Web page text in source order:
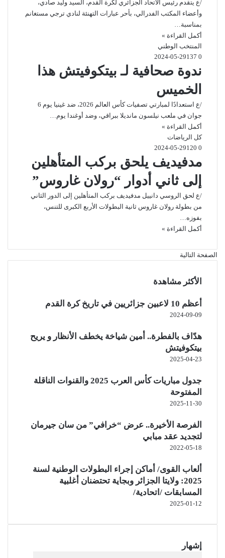
/ع يتقدم رئيس الاتحاد الجزائري لكرة القدم، السيد وليد صادي،
وأعضاء المكتب الفدرالي، بأحر عبارات التهنئة لنادي ترجي مستغانم
بمناسبة…
أكمل القراءة »
المنتخب الوطني
2024-05-29
0
ندوة صحافية لـ بيتكوفيتش هذا
الخميس
/ع استعدادًا لمبارتي تصفيات كأس العالم 2026، ضد غينيا يوم 6
جوان في ملعب نيلسون مانديلا ببراقي، وضد أوغندا يوم…
أكمل القراءة »
كل الرياضات
2024-05-29
0
مدفيديف يلحق بركب المتأهلين
إلى ثاني أدوار “رولان غاروس”
/ع لحق الروسي دانييل مدفيديف بركب المتأهلين إلى الدور الثاني
من بطولة رولان غاروس ثانية البطولات الأربع الكبرى للتنس،
بفوزه…
أكمل القراءة »
الصفحة التالية
الأكثر مشاهدة
أعظم 10 لاعبين جزائريين في تاريخ كرة القدم
2024-09-09
هدّاف بالفطرة.. أمين شياخة يخطف الأنظار و يريح
بيتكوفيتش
2025-04-23
جدول مباريات كأس العرب 2025 والقنوات الناقلة
المفتوحة
2025-11-30
الفرصة الأخيرة.. عرض “خرافي” من سان جيرمان
لتجديد عقد مبابي
2022-05-18
ألعاب القوى/ أماكن إجراء البطولات الوطنية لسنة
2025: ولايتا الجزائر وبجاية تحتضنان أغلبية
المسابقات /اتحادية/
2025-01-12
إشهار